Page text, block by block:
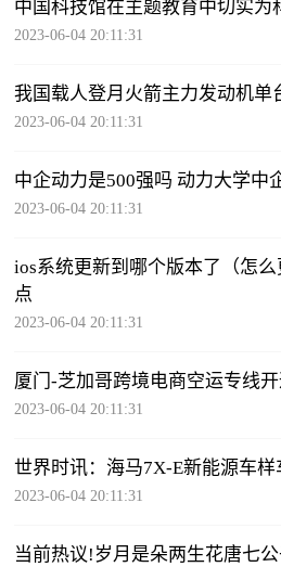
中国科技馆在主题教育中切实为
2023-06-04 20:11:31
我国载人登月火箭主力发动机单
2023-06-04 20:11:31
中企动力是500强吗 动力大学中
2023-06-04 20:11:31
ios系统更新到哪个版本了（怎
点
2023-06-04 20:11:31
厦门-芝加哥跨境电商空运专线
2023-06-04 20:11:31
世界时讯：海马7X-E新能源车样
2023-06-04 20:11:31
当前热议!岁月是朵两生花唐七